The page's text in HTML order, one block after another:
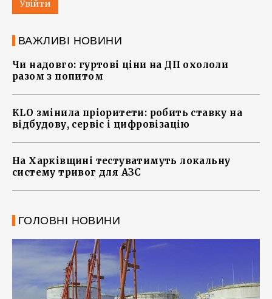
Увійти
ВАЖЛИВІ НОВИНИ
Чи надовго: гуртові ціни на ДП охололи
разом з попитом
KLO змінила пріоритети: робить ставку на
відбудову, сервіс і цифровізацію
На Харківщині тестуватимуть локальну
систему тривог для АЗС
ГОЛОВНІ НОВИНИ